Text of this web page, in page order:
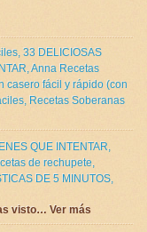
, 33 DELICIOSAS
,Anna Recetas
casero fácil y rápido (con
, Recetas Soberanas
QUE INTENTAR,
de rechupete,
DE 5 MINUTOS,
visto… Ver más